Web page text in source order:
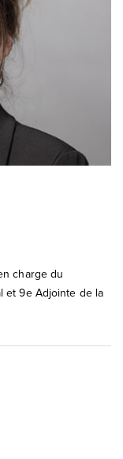
charge du
et 9e Adjointe de la